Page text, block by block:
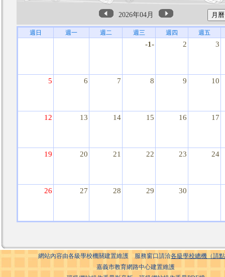
2026年04月
週日 週一 週二 週三 週四 週五
-1- 2 3
5 6 7 8 9 10
12 13 14 15 16 17
19 20 21 22 23 24
26 27 28 29 30
網站內容由各級學校機關建置維護 服務窗口請洽各級學校總機（請
嘉義市教育網路中心建置維護